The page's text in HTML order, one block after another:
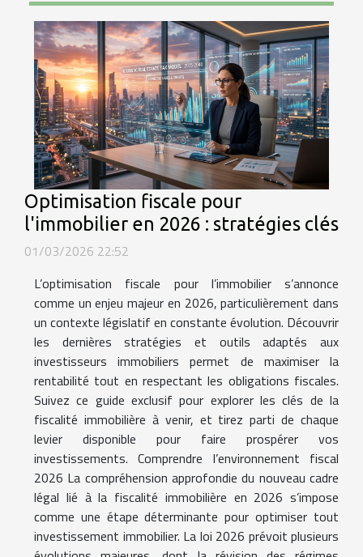
Optimisation fiscale pour
l'immobilier en 2026 : stratégies clés
01/03/2026 22:52
L’optimisation fiscale pour l’immobilier s’annonce
comme un enjeu majeur en 2026, particulièrement dans
un contexte législatif en constante évolution. Découvrir
les dernières stratégies et outils adaptés aux
investisseurs immobiliers permet de maximiser la
rentabilité tout en respectant les obligations fiscales.
Suivez ce guide exclusif pour explorer les clés de la
fiscalité immobilière à venir, et tirez parti de chaque
levier disponible pour faire prospérer vos
investissements. Comprendre l’environnement fiscal
2026 La compréhension approfondie du nouveau cadre
légal lié à la fiscalité immobilière en 2026 s’impose
comme une étape déterminante pour optimiser tout
investissement immobilier. La loi 2026 prévoit plusieurs